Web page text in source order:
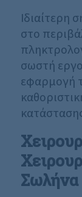
Ιδιαίτερη
στο
σωστή
εφαρμογή
Σωλήνα